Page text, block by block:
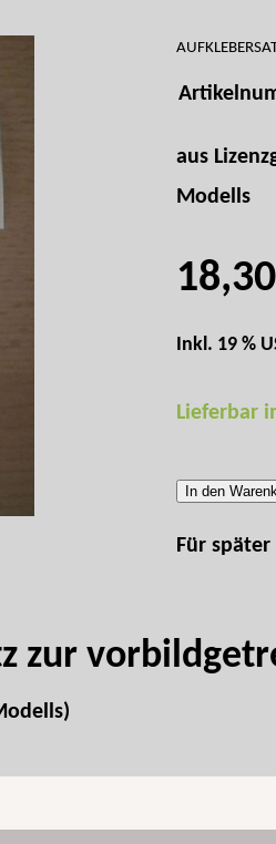
aus
Modells
Inkl. 19 %
Lieferbar
In den
Für später
zur